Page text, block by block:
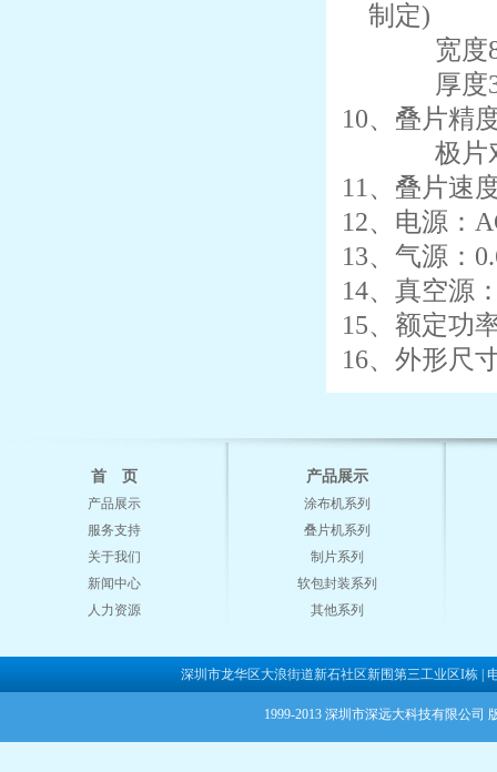
制定)
宽度
厚度
10、叠片精
极片
11 、叠片速
12、电源：
13、气源：
14、真空源
15、额定功
16、外形尺
首 页
产品展示
服务支持
关于我们
新闻中心
人力资源
产品展示
涂布机系列
叠片机系列
制片系列
软包封装系列
其他系列
深圳市龙华区大浪街道新石社区新围第三工业区I栋 | 电
1999-2013 深圳市深远大科技有限公司